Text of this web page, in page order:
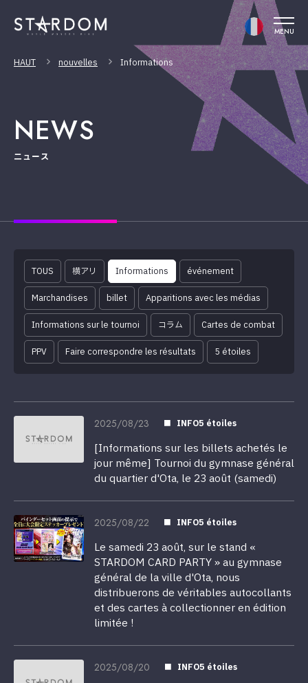
MENU
HAUT nouvelles Informations
NEWS
ニュース
TOUS 横アリ Informations événement
Marchandises billet Apparitions avec les médias
Informations sur le tournoi コラム Cartes de combat
PPV Faire correspondre les résultats 5 étoiles
2025/08/23 INFO5 étoiles
[Informations sur les billets achetés le
jour même] Tournoi du gymnase général
du quartier d'Ota, le 23 août (samedi)
2025/08/22 INFO5 étoiles
Le samedi 23 août, sur le stand «
STARDOM CARD PARTY » au gymnase
général de la ville d'Ota, nous
distribuerons de véritables autocollants
et des cartes à collectionner en édition
limitée !
2025/08/20 INFO5 étoiles